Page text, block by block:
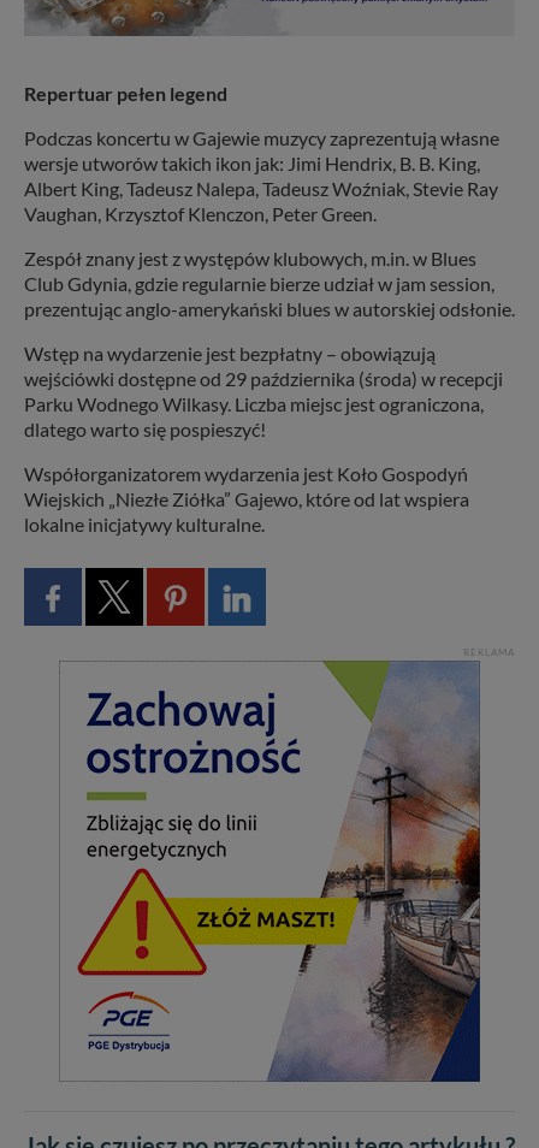
Repertuar pełen legend
Podczas koncertu w Gajewie muzycy zaprezentują własne
wersje utworów takich ikon jak: Jimi Hendrix, B. B. King,
Albert King, Tadeusz Nalepa, Tadeusz Woźniak, Stevie Ray
Vaughan, Krzysztof Klenczon, Peter Green.
Zespół znany jest z występów klubowych, m.in. w Blues
Club Gdynia, gdzie regularnie bierze udział w jam session,
prezentując anglo-amerykański blues w autorskiej odsłonie.
Wstęp na wydarzenie jest bezpłatny – obowiązują
wejściówki dostępne od 29 października (środa) w recepcji
Parku Wodnego Wilkasy. Liczba miejsc jest ograniczona,
dlatego warto się pospieszyć!
Współorganizatorem wydarzenia jest Koło Gospodyń
Wiejskich „Niezłe Ziółka” Gajewo, które od lat wspiera
lokalne inicjatywy kulturalne.
REKLAMA